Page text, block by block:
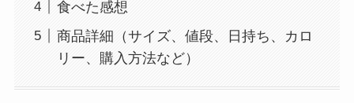
食べた感想
商品詳細（サイズ、値段、日持ち、カロ
リー、購入方法など）